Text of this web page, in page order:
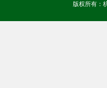
版权所有：